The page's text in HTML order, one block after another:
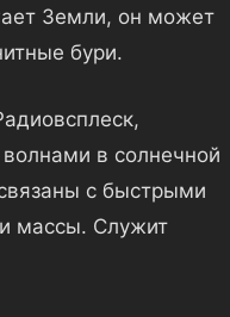
Земли, он может
бури.
в солнечной
с быстрыми
массы. Служит